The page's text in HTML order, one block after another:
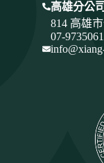
高雄分公司
814 高雄
07-9735061